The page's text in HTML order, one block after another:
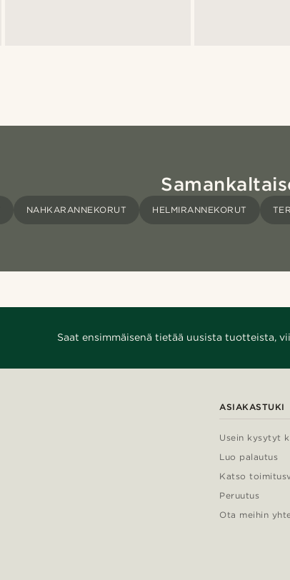
NAHKARANNEKORUT HELMIRANNEKORUT
Saat ensimmäisenä tietää uusista tuotteista,
ASIAKASTUKI
Usein kysytyt
Luo palautus
Katso
Peruutus
Ota meihin